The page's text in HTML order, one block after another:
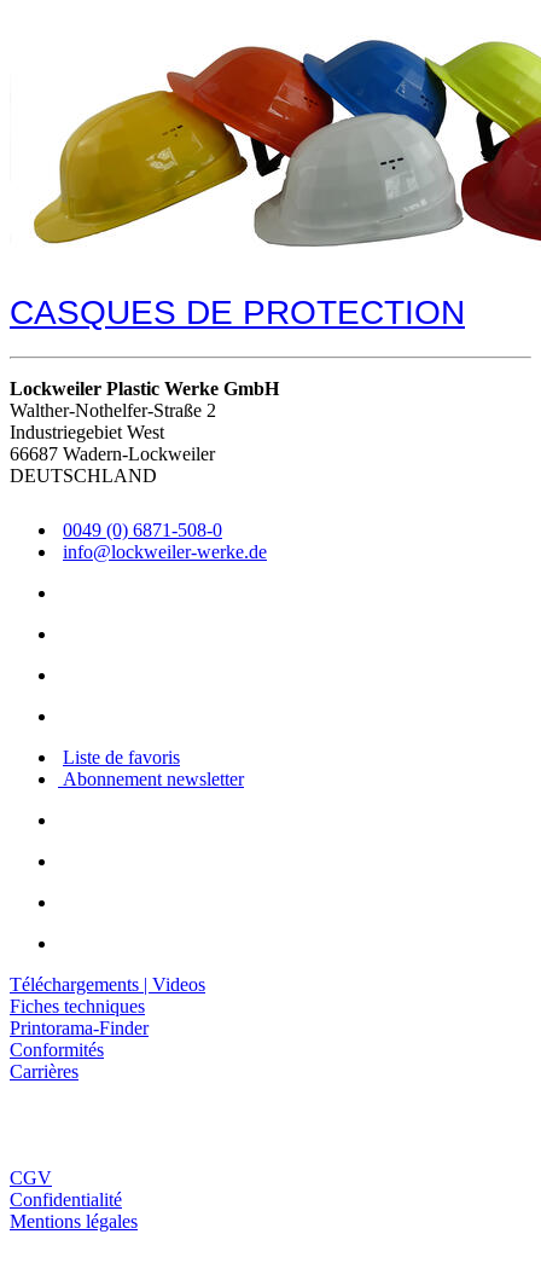
CASQUES DE PROTECTION
Lockweiler Plastic Werke GmbH
Walther-Nothelfer-Straße 2
Industriegebiet West
66687 Wadern-Lockweiler
DEUTSCHLAND
0049 (0) 6871-508-0
info@lockweiler-werke.de
Liste de favoris
Abonnement newsletter
Téléchargements | Videos
Fiches techniques
Printorama-Finder
Conformités
Carrières
CGV
Confidentialité
Mentions légales